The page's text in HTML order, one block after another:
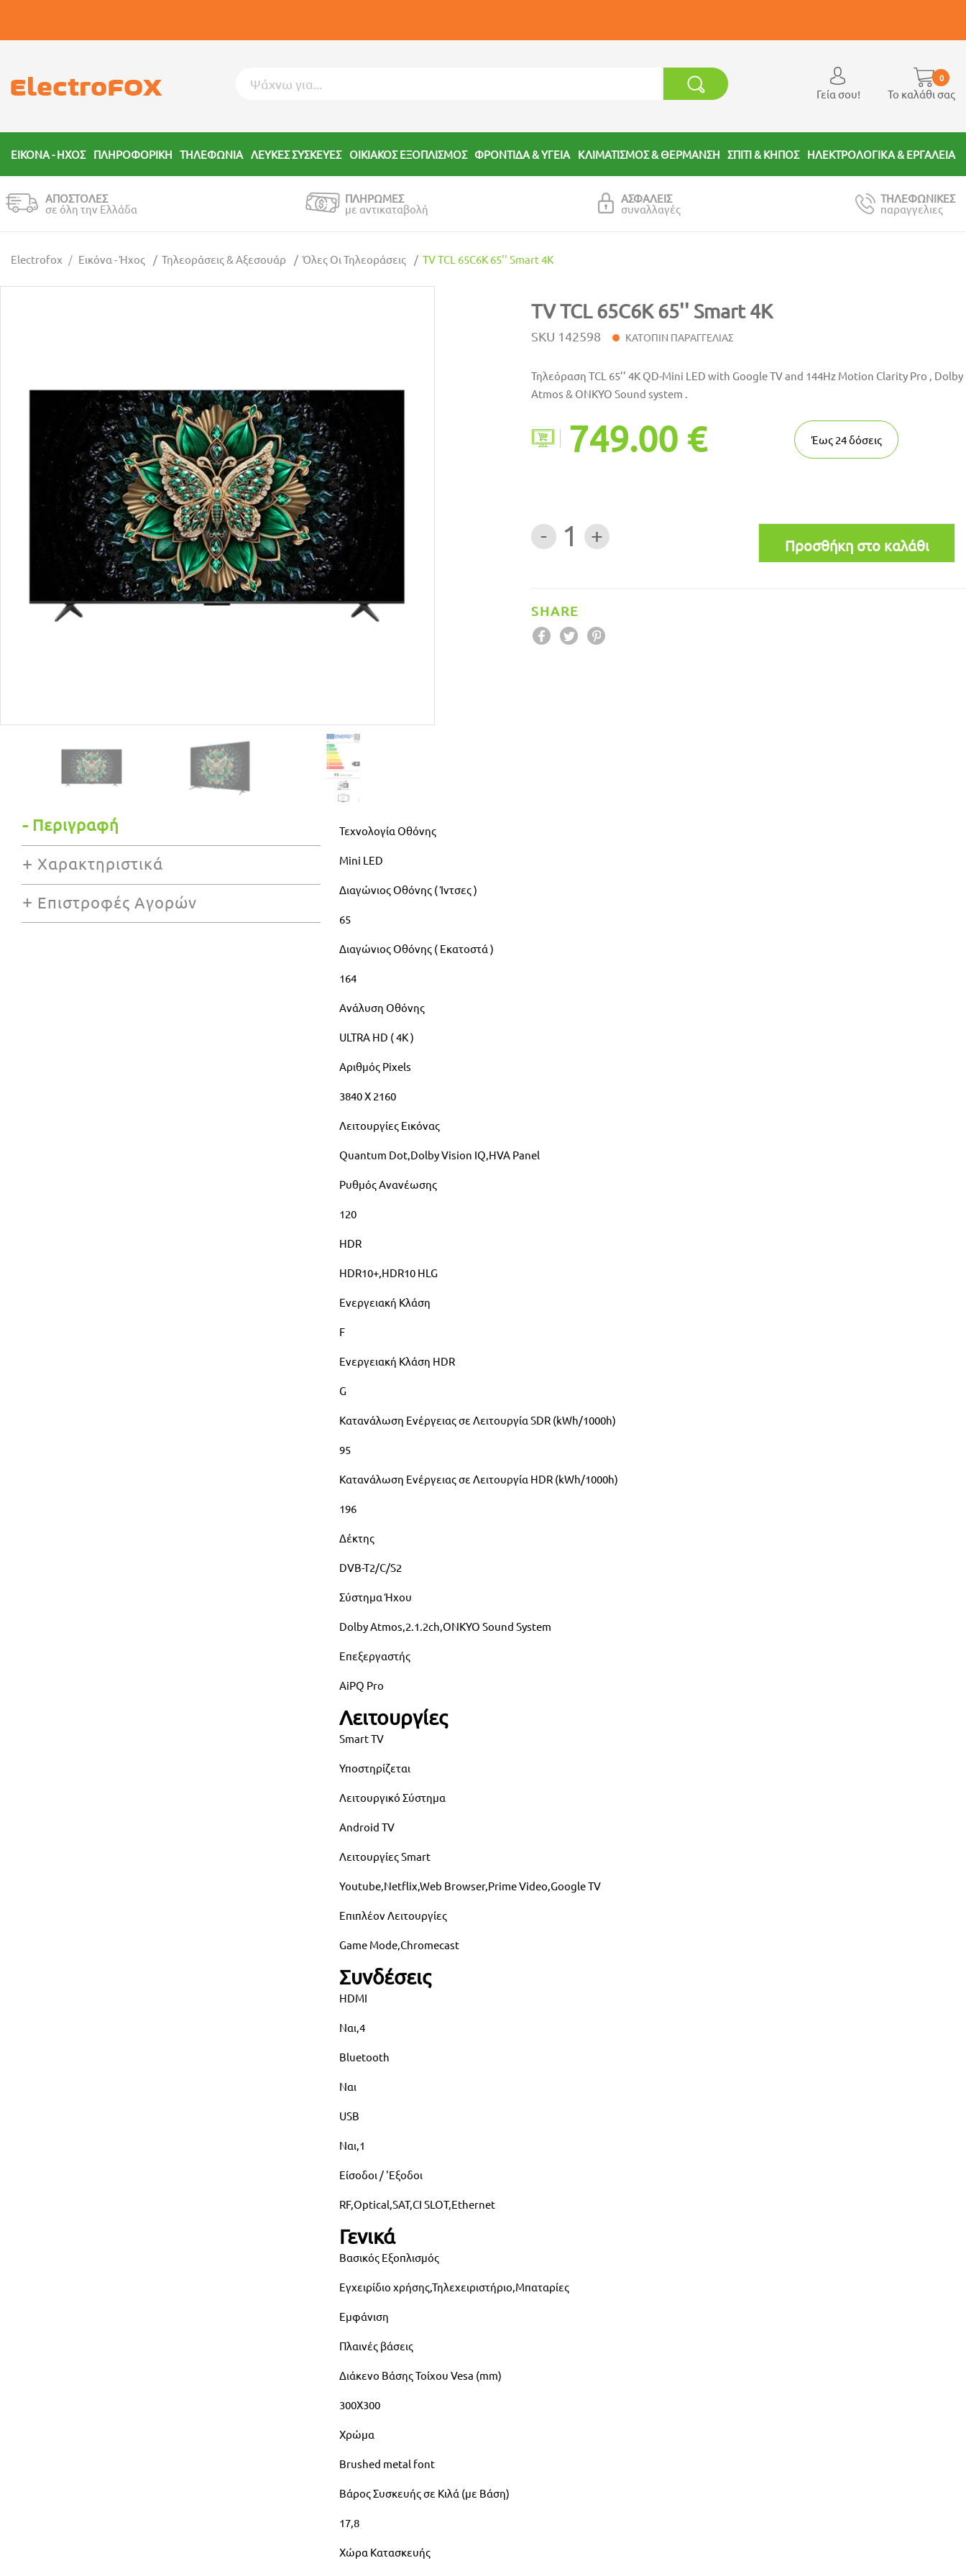
Γεία σου!
0
Το καλάθι σας
ΕΙΚΟΝΑ - ΗΧΟΣ ΠΛΗΡΟΦΟΡΙΚΗ ΤΗΛΕΦΩΝΙΑ ΛΕΥΚΕΣ ΣΥΣΚΕΥΕΣ ΟΙΚΙΑΚΟΣ ΕΞΟΠΛΙΣΜΟΣ ΦΡΟΝΤΙΔΑ & ΥΓΕΙΑ ΚΛΙΜΑΤΙΣΜΟΣ & ΘΕΡΜΑΝΣΗ ΣΠΙΤΙ & ΚΗΠΟΣ ΗΛΕΚΤΡΟΛΟΓΙΚΑ & ΕΡΓΑΛΕΙΑ
ΑΠΟΣΤΟΛΕΣ
σε όλη την Ελλάδα
ΠΛΗΡΩΜΕΣ
με αντικαταβολή
ΑΣΦΑΛΕΙΣ
συναλλαγές
ΤΗΛΕΦΩΝΙΚΕΣ
παραγγελιες
Electrofox Εικόνα - Ήχος Τηλεοράσεις & Αξεσουάρ Όλες Οι Τηλεοράσεις TV TCL 65C6K 65'' Smart 4K
TV TCL 65C6K 65'' Smart 4K
SKU 142598 ΚΑΤΟΠΙΝ ΠΑΡΑΓΓΕΛΙΑΣ
Τηλεόραση TCL 65’’ 4K QD-Mini LED with Google TV and 144Hz Motion Clarity Pro , Dolby
Atmos & ONKYO Sound system .
749.00 € Έως 24δόσεις
1
SHARE
Περιγραφή
Χαρακτηριστικά
Επιστροφές Αγορών
Τεχνολογία Οθόνης
Mini LED
Διαγώνιος Οθόνης ( Ίντσες )
65
Διαγώνιος Οθόνης ( Εκατοστά )
164
Ανάλυση Οθόνης
ULTRA HD ( 4K )
Αριθμός Pixels
3840 X 2160
Λειτουργίες Εικόνας
Quantum Dot,Dolby Vision IQ,HVA Panel
Ρυθμός Ανανέωσης
120
HDR
HDR10+,HDR10 HLG
Ενεργειακή Κλάση
F
Ενεργειακή Κλάση HDR
G
Κατανάλωση Ενέργειας σε Λειτουργία SDR (kWh/1000h)
95
Κατανάλωση Ενέργειας σε Λειτουργία HDR (kWh/1000h)
196
Δέκτης
DVB-T2/C/S2
Σύστημα Ήχου
Dolby Atmos,2.1.2ch,ONKYO Sound System
Επεξεργαστής
AiPQ Pro
Λειτουργίες
Smart TV
Υποστηρίζεται
Λειτουργικό Σύστημα
Android TV
Λειτουργίες Smart
Youtube,Netflix,Web Browser,Prime Video,Google TV
Επιπλέον Λειτουργίες
Game Mode,Chromecast
Συνδέσεις
HDMI
Ναι,4
Bluetooth
Ναι
USB
Ναι,1
Είσοδοι / 'Εξοδοι
RF,Optical,SAT,CI SLOT,Ethernet
Γενικά
Βασικός Εξοπλισμός
Εγχειρίδιο χρήσης,Τηλεχειριστήριο,Μπαταρίες
Εμφάνιση
Πλαινές βάσεις
Διάκενο Βάσης Τοίχου Vesa (mm)
300X300
Χρώμα
Brushed metal font
Βάρος Συσκευής σε Κιλά (με Βάση)
17,8
Χώρα Κατασκευής